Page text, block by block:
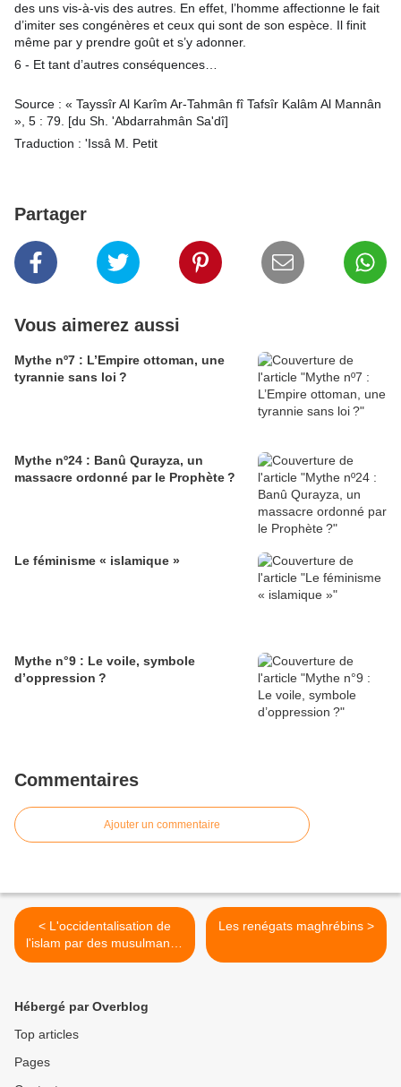
des uns vis-à-vis des autres. En effet, l’homme affectionne le fait
d’imiter ses congénères et ceux qui sont de son espèce. Il finit
même par y prendre goût et s’y adonner.
6 - Et tant d’autres conséquences…
Source : « Tayssîr Al Karîm Ar-Tahmân fî Tafsîr Kalâm Al Mannân
», 5 : 79. [du Sh. 'Abdarrahmân Sa'dî]
Traduction : 'Issâ M. Petit
Partager
Vous aimerez aussi
Mythe nº7 : L’Empire ottoman, une
tyrannie sans loi ?
Mythe nº24 : Banû Qurayza, un
massacre ordonné par le Prophète ?
Le féminisme « islamique »
Mythe n°9 : Le voile, symbole
d’oppression ?
Commentaires
Ajouter un commentaire
< L'occidentalisation de
l'islam par des musulmans :
une stratégie savamment
Les renégats maghrébins >
Hébergé par Overblog
Top articles
Pages